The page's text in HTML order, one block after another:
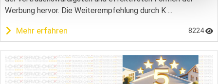
Werbung hervor. Die Weiterempfehlung durch K ...
Mehr erfahren 8224